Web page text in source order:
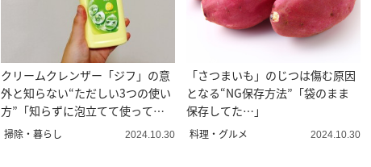
クリームクレンザー「ジフ」の意
外と知らない“ただしい3つの使い
方”「知らずに泡立てて使って
た…」
掃除・暮らし 2024.10.30
「さつまいも」のじつは傷む原因
となる“NG保存方法”「袋のまま
保存してた…」
料理・グルメ 2024.10.30